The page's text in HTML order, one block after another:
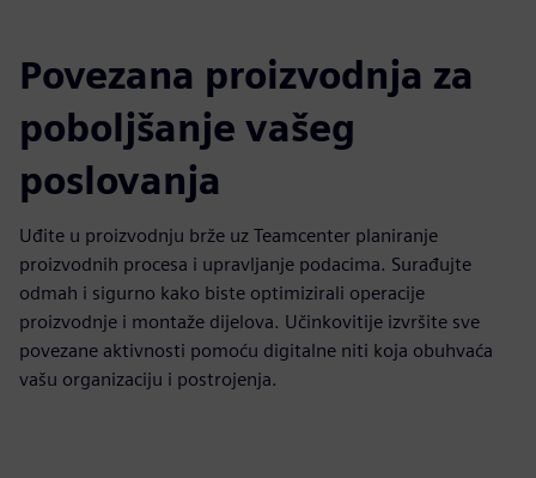
Povezana proizvodnja za
poboljšanje vašeg
poslovanja
Uđite u proizvodnju brže uz Teamcenter planiranje
proizvodnih procesa i upravljanje podacima. Surađujte
odmah i sigurno kako biste optimizirali operacije
proizvodnje i montaže dijelova. Učinkovitije izvršite sve
povezane aktivnosti pomoću digitalne niti koja obuhvaća
vašu organizaciju i postrojenja.